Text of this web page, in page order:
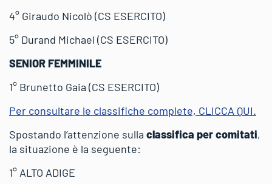
4° Giraudo Nicolò (CS ESERCITO)
5° Durand Michael (CS ESERCITO)
SENIOR FEMMINILE
1° Brunetto Gaia (CS ESERCITO)
Per consultare le classifiche complete, CLICCA QUI.
Spostando l’attenzione sulla classifica per comitati,
la situazione è la seguente:
1° ALTO ADIGE